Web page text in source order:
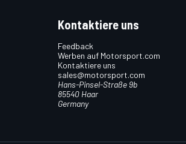
Kontaktiere uns
Feedback
Werben auf Motorsport.com
Kontaktiere uns
sales@motorsport.com
Hans-Pinsel-Straße 9b
85540 Haar
Germany